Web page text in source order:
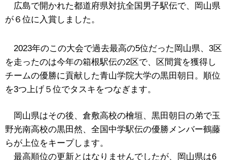
広島で開かれた都道府県対抗全国男子駅伝で、岡山県
が６位に入賞しました。
2023年のこの大会で過去最高の5位だった岡山県、3区
を走ったのは今年の箱根駅伝の2区で、区間賞を獲得し
チームの優勝に貢献した青山学院大学の黒田朝日。順位
を3つ上げ５位でタスキをつなぎます。
岡山県はその後、倉敷高校の檜垣、黒田朝日の弟で玉
野光南高校の黒田然、全国中学駅伝の優勝メンバー鶴藤
らが上位をキープします。
最高順位の更新とはなりませんでしたが、岡山県は6